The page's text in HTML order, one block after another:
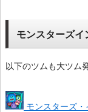
モンスターズイ
以下のツムも大ツム
モンスターズ